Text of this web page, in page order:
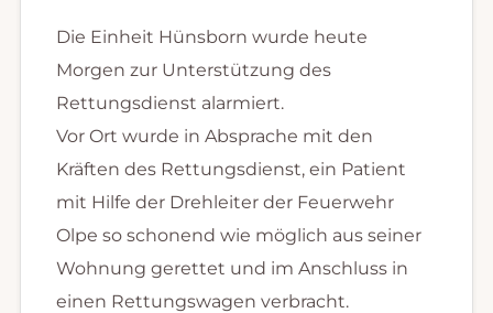
Die Einheit Hünsborn wurde heute
Morgen zur Unterstützung des
Rettungsdienst alarmiert.
Vor Ort wurde in Absprache mit den
Kräften des Rettungsdienst, ein Patient
mit Hilfe der Drehleiter der Feuerwehr
Olpe so schonend wie möglich aus seiner
Wohnung gerettet und im Anschluss in
einen Rettungswagen verbracht.